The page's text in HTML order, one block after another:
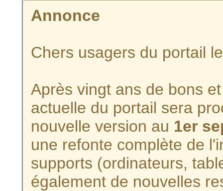
Annonce
Chers usagers du portail
Après vingt ans de bons
actuelle du portail sera
nouvelle version au 1er
une refonte complète de
supports (ordinateurs,
également de nouvelles